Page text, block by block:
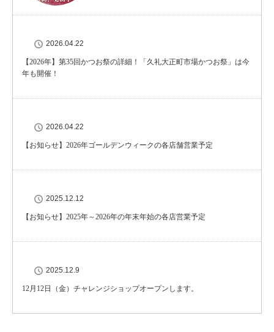
2026.04.22
【2026年】第35回かつお祭の詳細！「久礼大正町市場かつお祭」は今
年も開催！
2026.04.22
【お知らせ】2026年ゴールデンウィークの各店舗営業予定
2025.12.12
【お知らせ】2025年～2026年の年末年始の各店営業予定
2025.12.9
12月12日（金）チャレンジショップオープンします。